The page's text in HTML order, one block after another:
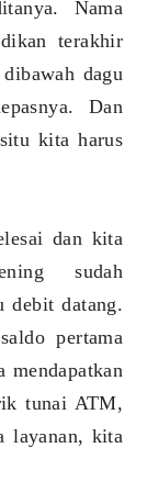
Nama
terakhir
dagu
Dan
kita harus
dan kita
sudah
debit datang.
pertama
tunai ATM,
layanan, kita